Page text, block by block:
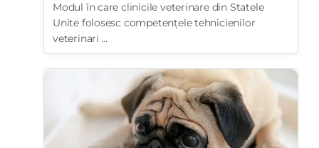
Modul în care clinicile veterinare din Statele
Unite folosesc competențele tehnicienilor
veterinari ...